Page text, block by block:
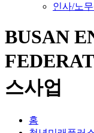
인사/노
BUSAN
스사업
홈